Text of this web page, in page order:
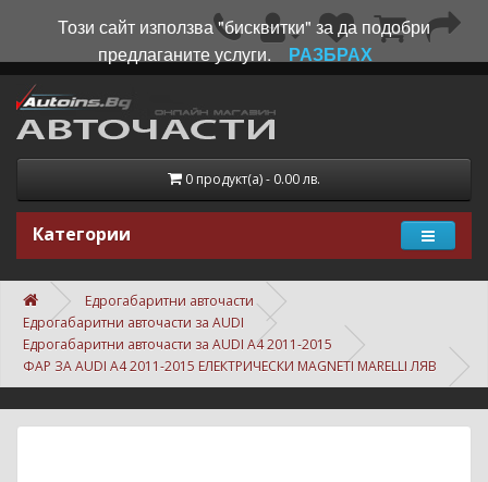
0 продукт(а) - 0.00 лв.
Категории
Едрогабаритни авточасти
Едрогабаритни авточасти за AUDI
Едрогабаритни авточасти за AUDI A4 2011-2015
ФАР ЗА AUDI A4 2011-2015 ЕЛЕКТРИЧЕСКИ MAGNETI MARELLI ЛЯВ
Този сайт използва "бисквитки" за да подобри
предлаганите услуги.
РАЗБРАХ